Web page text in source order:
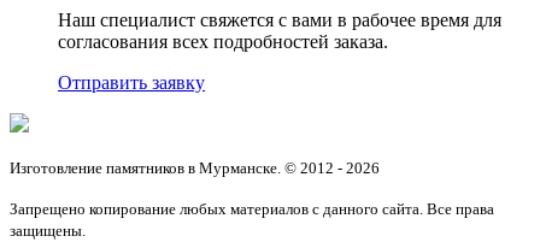
Наш специалист свяжется с вами в рабочее время для
согласования всех подробностей заказа.
Отправить заявку
Изготовление памятников в Мурманске. © 2012 - 2026
Запрещено копирование любых материалов с данного сайта. Все права
защищены.